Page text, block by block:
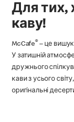
Для тих,
каву!
McCafe® – це
У затишній
дружнього
кави з усього
оригінальні